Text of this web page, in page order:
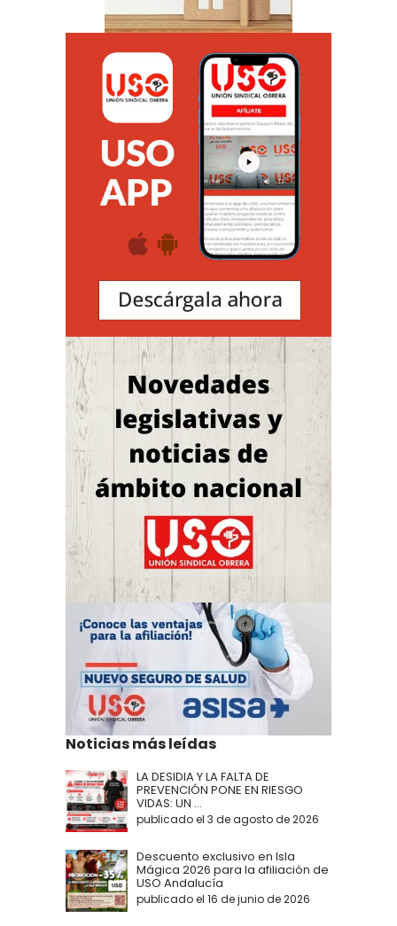
Noticias más leídas
LA DESIDIA Y LA FALTA DE
PREVENCIÓN PONE EN RIESGO
VIDAS: UN ...
publicado el 3 de agosto de 2026
Descuento exclusivo en Isla
Mágica 2026 para la afiliación de
USO Andalucía
publicado el 16 de junio de 2026